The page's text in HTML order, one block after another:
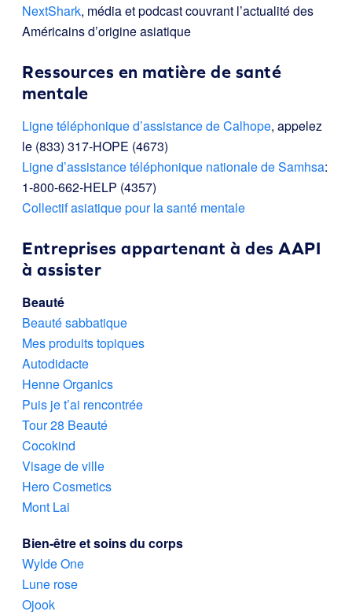
NextShark, média et podcast couvrant l’actualité des
Américains d’origine asiatique
Ressources en matière de santé
mentale
Ligne téléphonique d’assistance de Calhope, appelez
le (833) 317-HOPE (4673)
Ligne d’assistance téléphonique nationale de Samhsa:
1-800-662-HELP (4357)
Collectif asiatique pour la santé mentale
Entreprises appartenant à des AAPI
à assister
Beauté
Beauté sabbatique
Mes produits topiques
Autodidacte
Henne Organics
Puis je t’ai rencontrée
Tour 28 Beauté
Cocokind
Visage de ville
Hero Cosmetics
Mont Lai
Bien-être et soins du corps
Wylde One
Lune rose
Ojook